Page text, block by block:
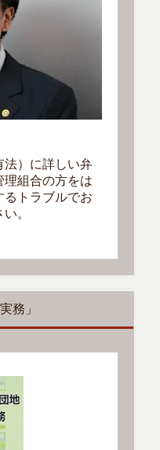
法）に詳しい弁
理組合の方をは
るトラブルでお
。
務」